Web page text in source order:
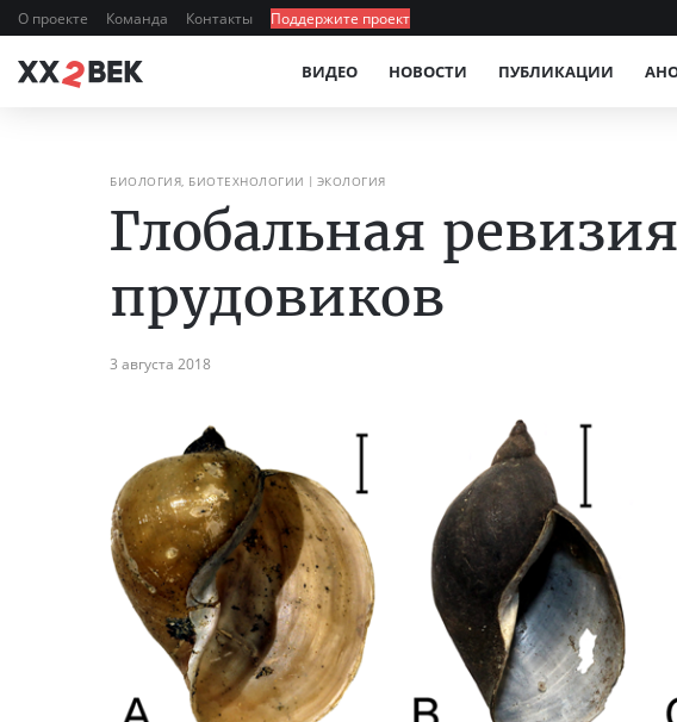
О проекте Команда Контакты Поддержите проект
ВИДЕО НОВОСТИ ПУБЛИКАЦИИ
БИОЛОГИЯ, БИОТЕХНОЛОГИИ ЭКОЛОГИЯ
Глобальная
прудовиков
3 августа 2018